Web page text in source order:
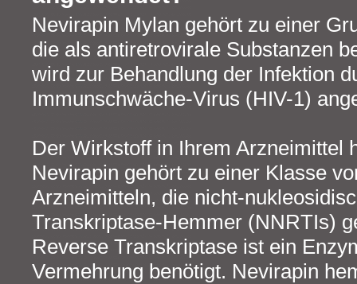
Nevirapin Mylan gehört zu einer
die als antiretrovirale Substanzen
wird zur Behandlung der Infektion
Immunschwäche-Virus (HIV-1)
Der Wirkstoff in Ihrem Arzneimittel
Nevirapin gehört zu einer Klasse
Arzneimitteln, die nicht-
Transkriptase-Hemmer (NNRTIs)
Reverse Transkriptase ist ein
Vermehrung benötigt. Nevirapin